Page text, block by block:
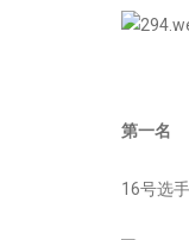
第一名
16号选